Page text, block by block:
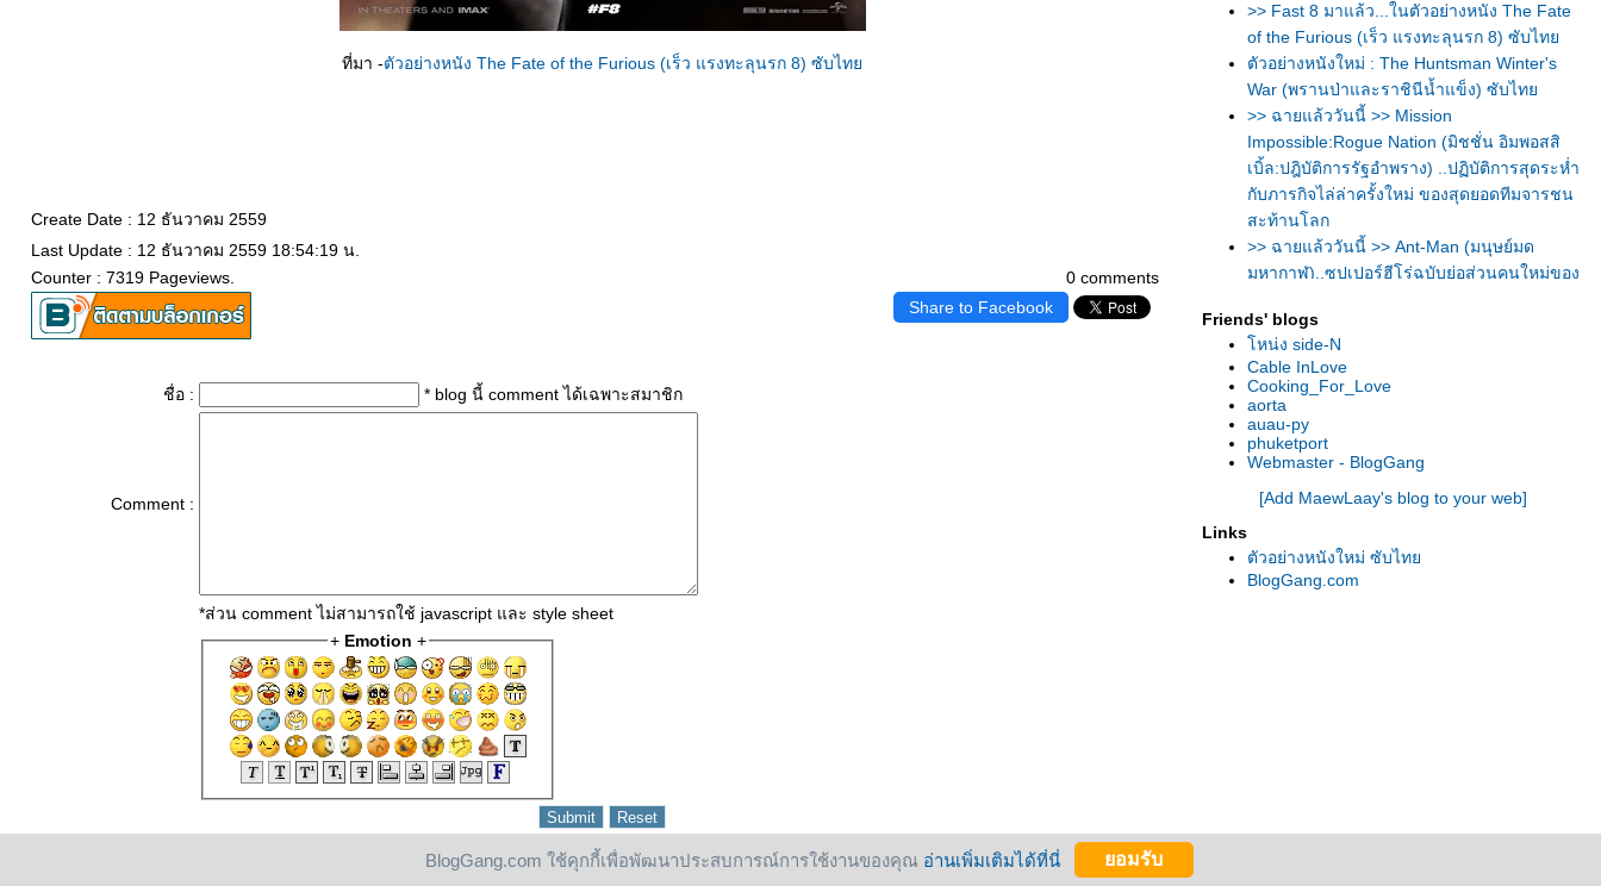
ที่มา -ตัวอย่างหนัง The Fate of the Furious (เร็ว แรงทะลุนรก 8) ซับไท
Create Date : 12 ธันวาคม 2559
0 comments
Last Update : 12 ธันวาคม 2559 18:54:19 น.
Counter : 7319 Pageviews.
Share to Facebook
ชื่อ : * blog นี้ comment ได้เฉพาะสมาชิก
Comment :
*ส่วน comment ไม่สามารถใช้ javascript และ style sheet
+ Emotion +
>> Fast 8 มาแล้ว...ในตัวอย่างหนัง The Fate
of the Furious (เร็ว แรงทะลุนรก 8) ซับไท
ตัวอย่างหนังใหม่ : The Huntsman Winter's
War (พรานป่าและราชินีน้ำแข็ง) ซับไท
>> ฉายแล้ววันนี้ >> Mission
Impossible:Rogue Nation (มิชชั่น อิมพอสสิ
เบิ้ล:ปฎิบัติการรัฐอำพราง) ..ปฏิบัติการสุดระห่ำ
กับภารกิจไล่ล่าครั้งใหม่ ของสุดยอดทีมจารชน
สะท้านโลก
>> ฉายแล้ววันนี้ >> Ant-Man (มนุษย์มด
มหากาฬ)..ซุปเปอร์ฮีโร่ฉบับย่อส่วนคนใหม่ของ
>> ชมตัวอย่างที่ 2ของหนัง Batman v
Superman: Dawn of Justice (แบทแมน ปะทะ
ซูเปอร์แมน : แสงอรุณแห่งยุติธรรม) (ซับไทย)
>> ฉายแล้ววันนี้ >>Terminator: Genisys (ฅน
เหล็ก: มหาวิบัติจักรกลยึดโลก)..สงครามระหว่าง
มนุษย์และเครื่องจักรสังหาร แอ็คชั่นกระหน่ำ
อ็คชั่นจัดเต็มกับนักส่งมือพระกาฬของคน
Refueled (คนระห่ำคว่ำนรก) ซับไท
>> ฉายแล้ววันนี้ >> Maggie (ซอมบี้ลูกคน
Friends' blogs
หน่ง side-N
Cable InLove
Cooking_For_Love
aorta
auau-py
phuketport
Webmaster - BlogGang
[Add MaewLaay's blog to your web]
Links
ตัวอย่างหนังใหม่ ซับไท
BlogGang.com
BlogGang.com allrights reserved.
BlogGang.com ใช้คุกกี้เพื่อพัฒนาประสบการณ์การใช้งานของคุณ อ่านเพิ่มเติมได้ที่นี่